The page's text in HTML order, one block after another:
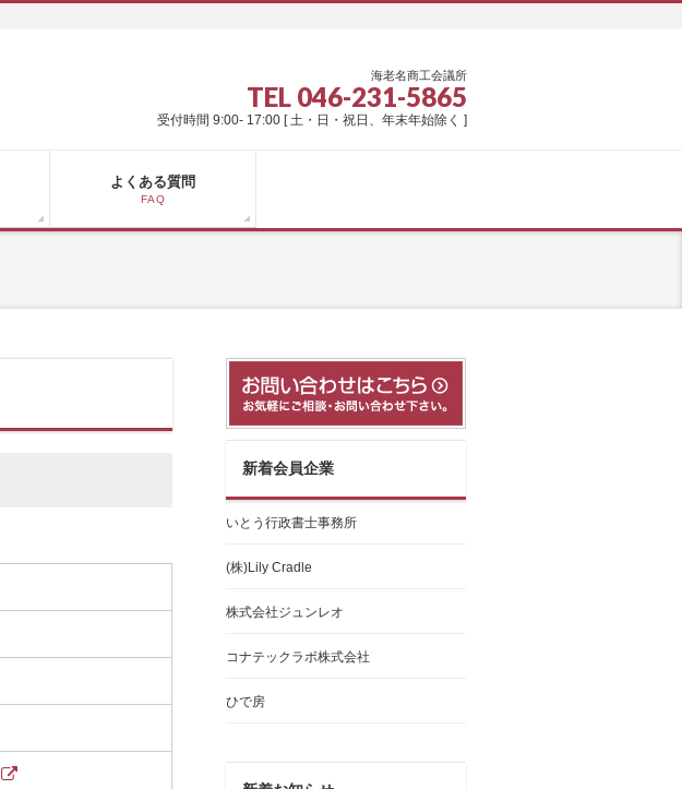
海老名商工会議所
TEL 046-231-5865
受付時間 9:00- 17:00 [ 土・日・祝日、年末年始除く ]
よくある質問
FAQ
新着会員企業
いとう行政書士事務所
(株)Lily Cradle
株式会社ジュンレオ
コナテックラボ株式会社
ひで房